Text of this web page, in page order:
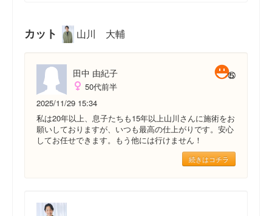
カット 山川 大輔
田中 由紀子
50代前半
2025/11/29 15:34
私は20年以上、息子たちも15年以上山川さんに施術をお
願いしておりますが、いつも最高の仕上がりです。安心
してお任せできます。もう他には行けません！
続きはコチラ